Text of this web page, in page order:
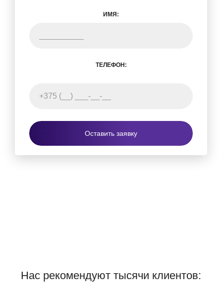
ИМЯ:
ТЕЛЕФОН:
Оставить заявку
Нас рекомендуют тысячи клиентов: